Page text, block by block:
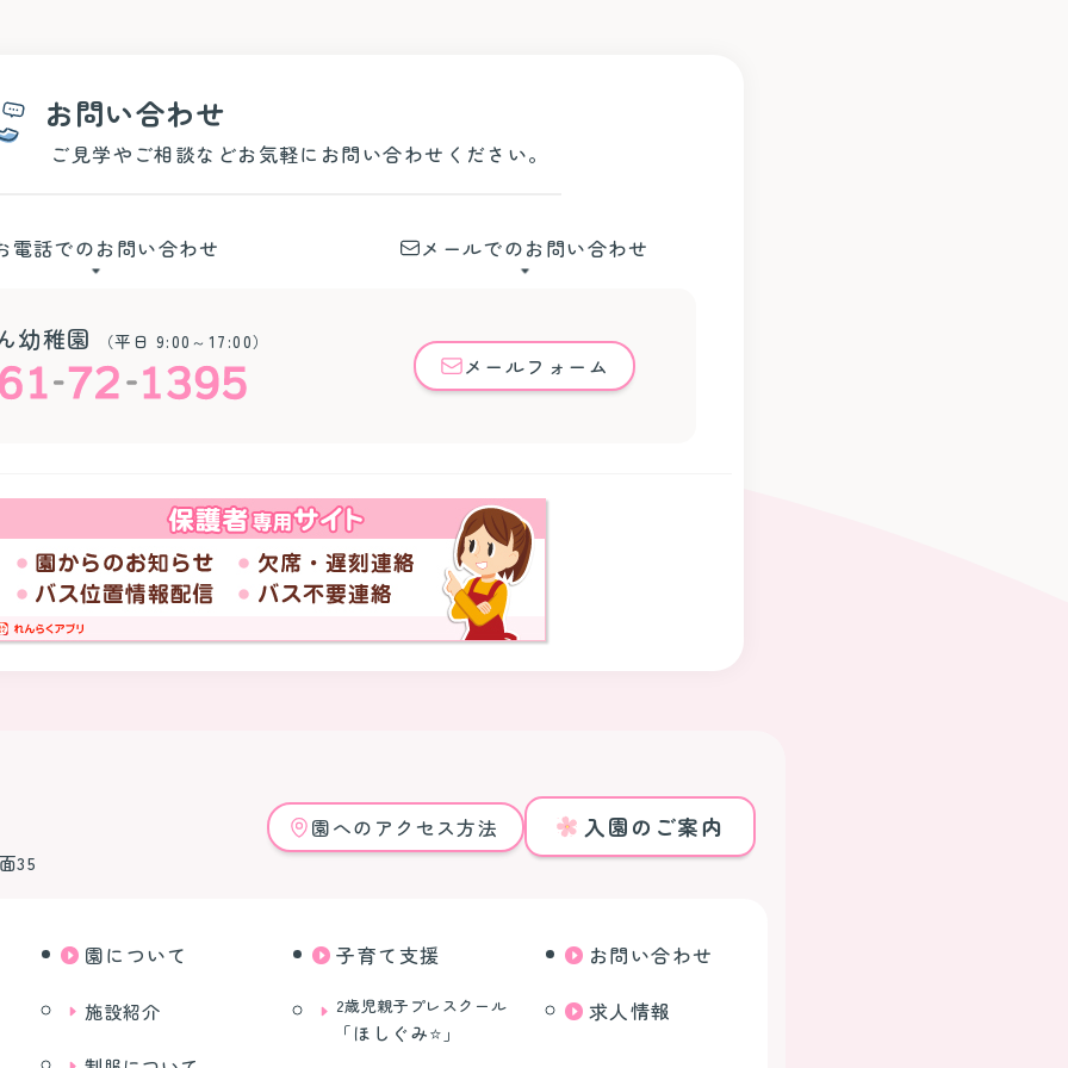
お問い合わせ
ご見学やご相談などお気軽にお問い合わせください。
電話でのお問い合わせ
幼稚園 （平日 9:00～17:00）
メールでのお問い合わせ
メールフォーム
35
園へのアクセス方法 入園のご案内
園について
施設紹介
子育て支援
2歳児親子プレスクール
｢ほしぐみ⭐｣
お問い合わせ
求人情報